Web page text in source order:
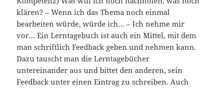
klären? – Wenn ich das Thema noch einmal
bearbeiten würde, würde ich… – Ich nehme mir
vor… Ein Lerntagebuch ist auch ein Mittel, mit dem
man schriftlich Feedback geben und nehmen kann.
Dazu tauscht man die Lerntagebücher
untereinander aus und bittet den anderen, sein
Feedback unter einen Eintrag zu schreiben. Auch